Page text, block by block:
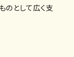
のとして広く支